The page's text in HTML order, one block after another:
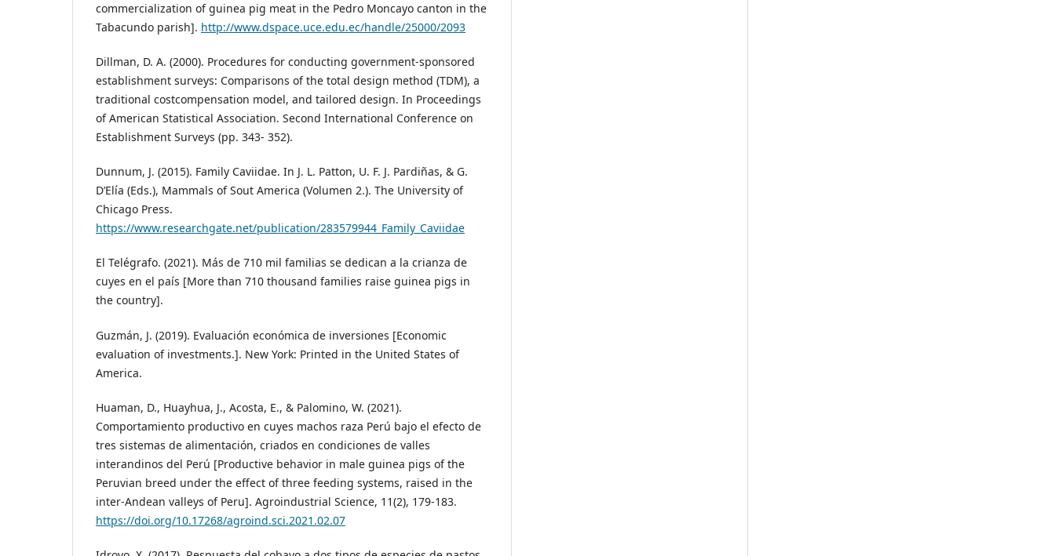
commercialization of guinea pig meat in the Pedro Moncayo canton in the
Tabacundo parish]. http://www.dspace.uce.edu.ec/handle/25000/2093
Dillman, D. A. (2000). Procedures for conducting government-sponsored
establishment surveys: Comparisons of the total design method (TDM), a
traditional costcompensation model, and tailored design. In Proceedings
of American Statistical Association. Second International Conference on
Establishment Surveys (pp. 343- 352).
Dunnum, J. (2015). Family Caviidae. In J. L. Patton, U. F. J. Pardiñas, & G.
D’Elía (Eds.), Mammals of Sout America (Volumen 2.). The University of
Chicago Press.
https://www.researchgate.net/publication/283579944_Family_Caviidae
El Telégrafo. (2021). Más de 710 mil familias se dedican a la crianza de
cuyes en el país [More than 710 thousand families raise guinea pigs in
the country].
Guzmán, J. (2019). Evaluación económica de inversiones [Economic
evaluation of investments.]. New York: Printed in the United States of
America.
Huaman, D., Huayhua, J., Acosta, E., & Palomino, W. (2021).
Comportamiento productivo en cuyes machos raza Perú bajo el efecto de
tres sistemas de alimentación, criados en condiciones de valles
interandinos del Perú [Productive behavior in male guinea pigs of the
Peruvian breed under the effect of three feeding systems, raised in the
inter-Andean valleys of Peru]. Agroindustrial Science, 11(2), 179-183.
https://doi.org/10.17268/agroind.sci.2021.02.07